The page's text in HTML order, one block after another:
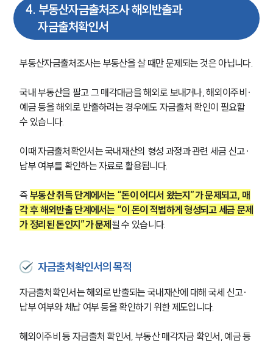
언론보도
공지사항
법률서식
뉴스레터/브로슈어
대륜법률상담예약
4. 부동산자금출처조사 해외반출과
자금출처확인서
부동산자금출처조사는 부동산을 살 때만 문제되는 것은 아닙니다.
국내 부동산을 팔고 그 매각대금을 해외로 보내거나, 해외이주비·
예금 등을 해외로 반출하려는 경우에도 자금출처 확인이 필요할
수 있습니다.
이때 자금출처확인서는 국내재산의 형성 과정과 관련 세금 신고·
납부 여부를 확인하는 자료로 활용됩니다.
즉 부동산 취득 단계에서는 “돈이 어디서 왔는지”가 문제되고, 매
각 후 해외반출 단계에서는 “이 돈이 적법하게 형성되고 세금 문제
가 정리된 돈인지”가 문제될 수 있습니다.
자금출처확인서의 목적
자금출처확인서는 해외로 반출되는 국내재산에 대해 국세 신고·
납부 여부와 체납 여부 등을 확인하기 위한 제도입니다.
해외이주비 등 자금출처 확인서, 부동산 매각자금 확인서, 예금 등